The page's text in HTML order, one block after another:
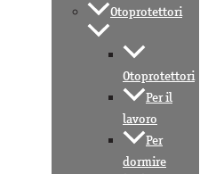
Otoprotettori
Otoprotettori
Per il
lavoro
Per
dormire